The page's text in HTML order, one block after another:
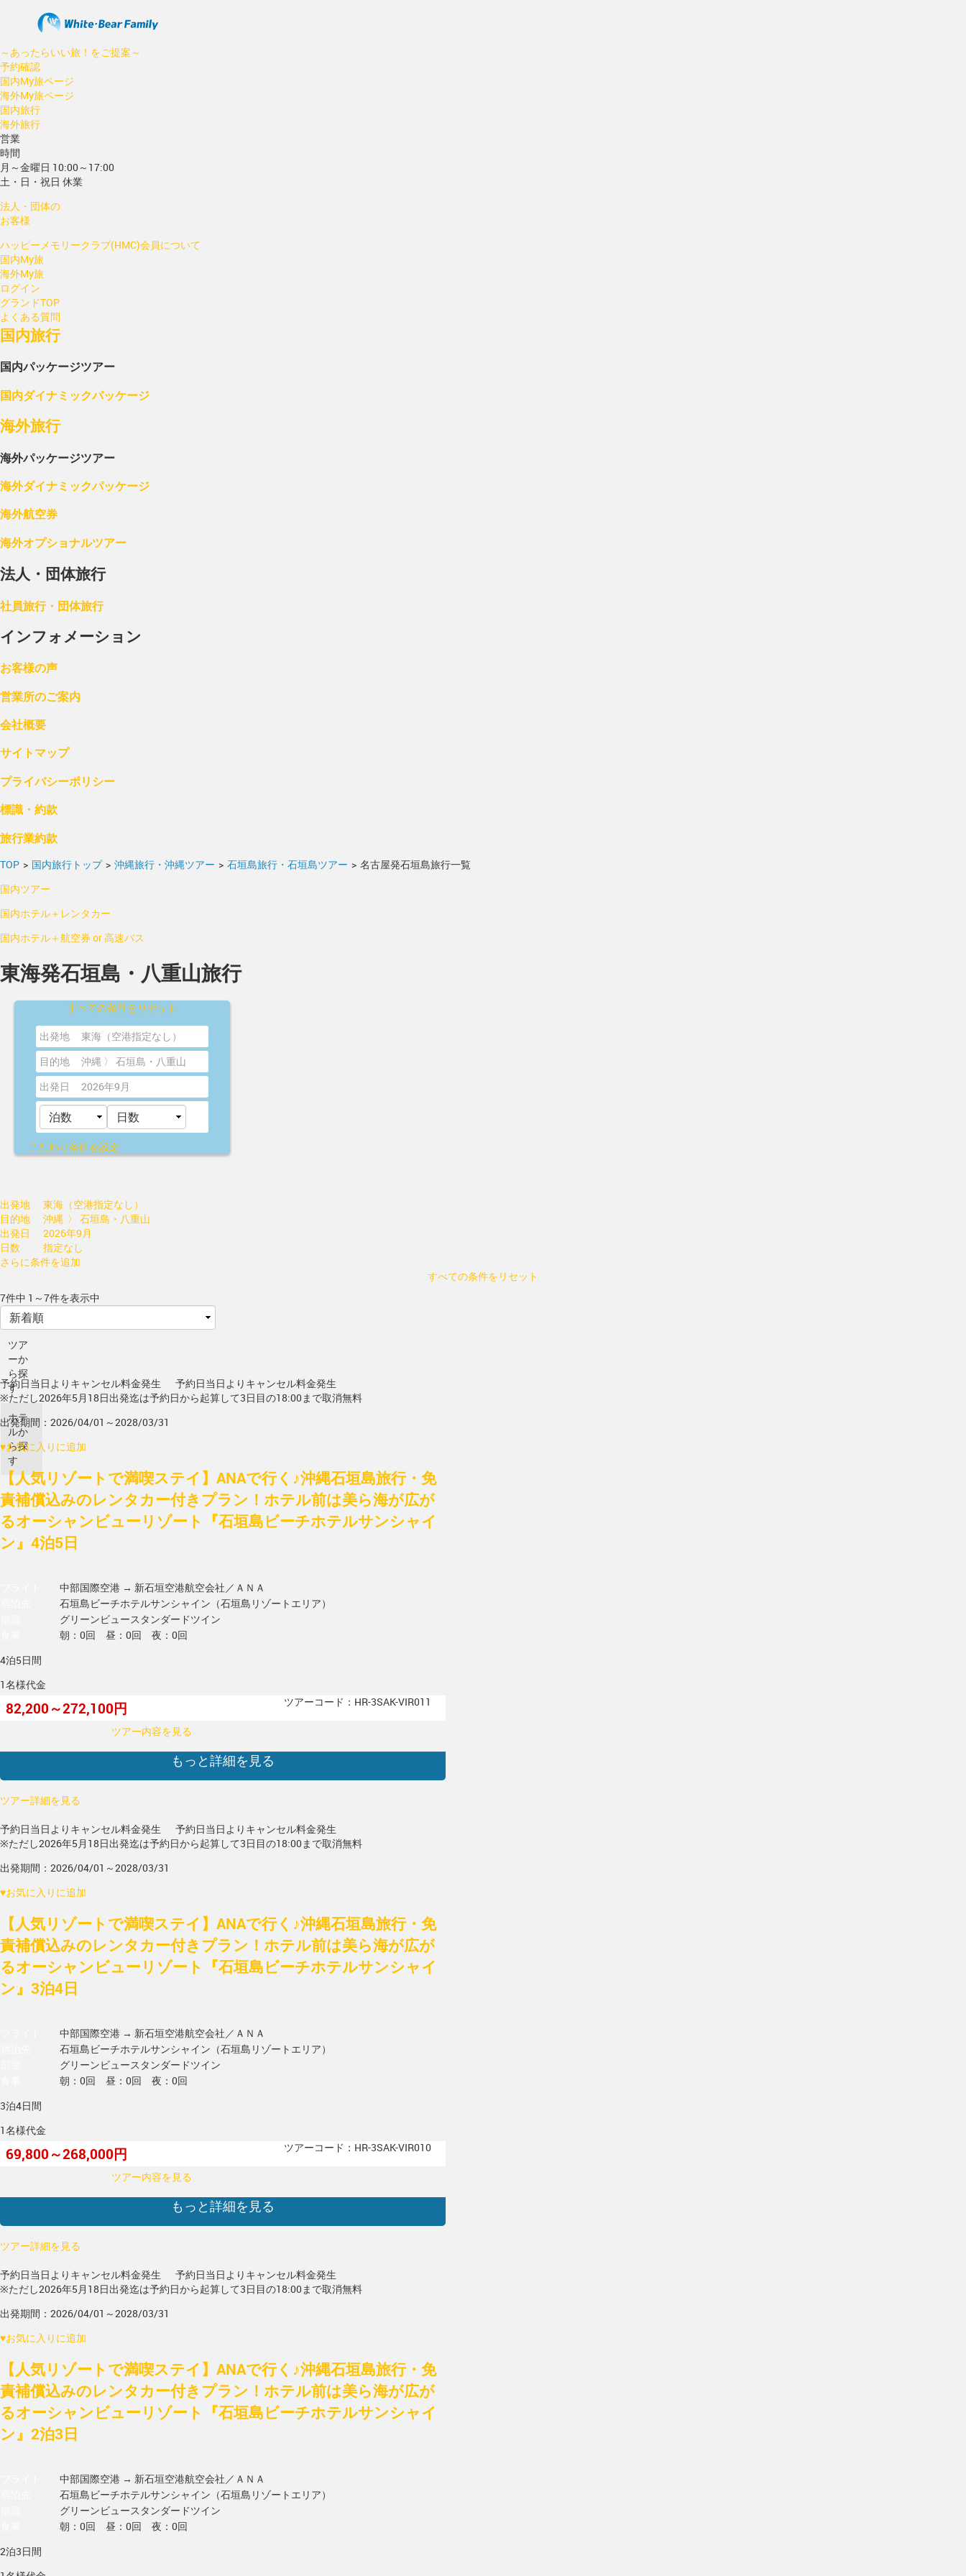
～あったらいい旅！をご提案～
予約確認
国内My旅ページ
海外My旅ページ
国内旅行
海外旅行
営業
時間
月～金曜日 10:00～17:00
土・日・祝日 休業
法人・団体の
お客様
ハッピーメモリークラブ(HMC)会員について
国内My旅
海外My旅
ログイン
グランドTOP
よくある質問
国内旅行
国内パッケージツアー
国内ダイナミックパッケージ
海外旅行
海外パッケージツアー
海外ダイナミックパッケージ
海外航空券
海外オプショナルツアー
法人・団体旅行
社員旅行・団体旅行
インフォメーション
お客様の声
営業所のご案内
会社概要
サイトマップ
プライバシーポリシー
標識・約款
旅行業約款
TOP > 国内旅行トップ > 沖縄旅行・沖縄ツアー > 石垣島旅行・石垣島ツアー > 名古屋発石垣島旅行一覧
国内ツアー
国内ホテル＋レンタカー
国内ホテル＋航空券 or 高速バス
東海発石垣島・八重山旅行
すべての条件をリセット
出発地
東海（空港指定なし）
目的地
沖縄 〉 石垣島・八重山
出発日
2026年9月
こだわり条件を設定
出発地
東海（空港指定なし）
目的地
沖縄 〉 石垣島・八重山
出発日
2026年9月
日数
指定なし
さらに条件を追加
すべての条件をリセット
7件中 1～7件を表示中
ツア
ーか
ら探
す
ホテ
ルか
ら探
す
予約日当日よりキャンセル料金発生
予約日当日よりキャンセル料金発生
※ただし2026年5月18日出発迄は予約日から起算して3日目の18:00まで取消無料
出発期間：2026/04/01～2028/03/31
♥お気に入りに追加
【人気リゾートで満喫ステイ】ANAで行く♪沖縄石垣島旅行・免
責補償込みのレンタカー付きプラン！ホテル前は美ら海が広が
るオーシャンビューリゾート『石垣島ビーチホテルサンシャイ
ン』4泊5日
中部国際空港 → 新石垣空港航空会社／ＡＮＡ
石垣島ビーチホテルサンシャイン（石垣島リゾートエリア）
グリーンビュースタンダードツイン
朝：0回 昼：0回 夜：0回
4泊5日間
1名様代金
82,200～272,100円 ツアーコード：HR-3SAK-VIR011
ツアー内容を見る
もっと詳細を見る
ツアー詳細を見る
予約日当日よりキャンセル料金発生
予約日当日よりキャンセル料金発生
※ただし2026年5月18日出発迄は予約日から起算して3日目の18:00まで取消無料
出発期間：2026/04/01～2028/03/31
♥お気に入りに追加
【人気リゾートで満喫ステイ】ANAで行く♪沖縄石垣島旅行・免
責補償込みのレンタカー付きプラン！ホテル前は美ら海が広が
るオーシャンビューリゾート『石垣島ビーチホテルサンシャイ
ン』3泊4日
中部国際空港 → 新石垣空港航空会社／ＡＮＡ
石垣島ビーチホテルサンシャイン（石垣島リゾートエリア）
グリーンビュースタンダードツイン
朝：0回 昼：0回 夜：0回
3泊4日間
1名様代金
69,800～268,000円 ツアーコード：HR-3SAK-VIR010
ツアー内容を見る
もっと詳細を見る
ツアー詳細を見る
予約日当日よりキャンセル料金発生
予約日当日よりキャンセル料金発生
※ただし2026年5月18日出発迄は予約日から起算して3日目の18:00まで取消無料
出発期間：2026/04/01～2028/03/31
♥お気に入りに追加
【人気リゾートで満喫ステイ】ANAで行く♪沖縄石垣島旅行・免
責補償込みのレンタカー付きプラン！ホテル前は美ら海が広が
るオーシャンビューリゾート『石垣島ビーチホテルサンシャイ
ン』2泊3日
中部国際空港 → 新石垣空港航空会社／ＡＮＡ
石垣島ビーチホテルサンシャイン（石垣島リゾートエリア）
グリーンビュースタンダードツイン
朝：0回 昼：0回 夜：0回
2泊3日間